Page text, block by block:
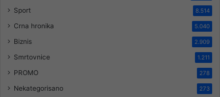
Sport 8.514
Crna hronika 5.040
Biznis 2.909
Smrtovnice 1.211
PROMO 278
Nekategorisano 273